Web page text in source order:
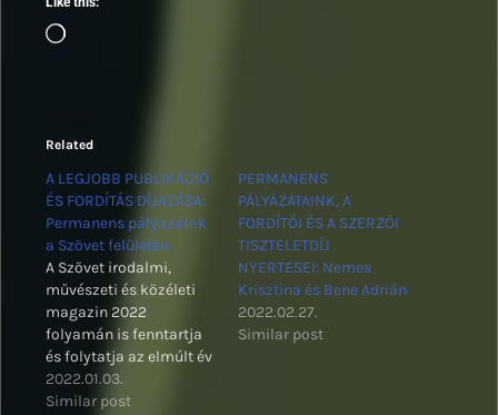
Loading…
Related
A LEGJOBB PUBLIKÁCIÓ
ÉS FORDÍTÁS DÍJAZÁSA:
Permanens pályázatok
a Szövet felületén
A Szövet irodalmi,
művészeti és közéleti
magazin 2022
folyamán is fenntartja
és folytatja az elmúlt év
szeptemberében
meghirdetett
2022.01.03.
Similar post
PERMANENS
PÁLYÁZATAINK, A
FORDÍTÓI ÉS A SZERZŐI
TISZTELETDÍJ
NYERTESEI: Nemes
Krisztina és Bene Adrián
2022.02.27.
Similar post